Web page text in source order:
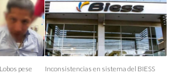
pese
Inconsistencias en sistema del BIESS